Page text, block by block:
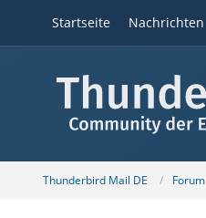
Startseite Nachrichten
Thunderbird Mail DE Forum